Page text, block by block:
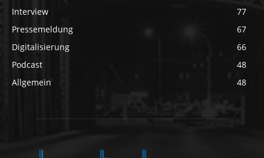
Interview
77
Pressemeldung
67
Digitalisierung
66
Podcast
48
Allgemein
48